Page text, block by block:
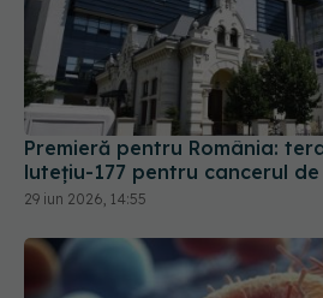
Premieră pentru România:
lutețiu-177 pentru cancerul
29 iun 2026, 14:55